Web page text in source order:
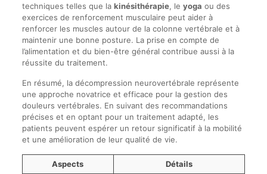
techniques telles que la kinésithérapie, le yoga ou des
exercices de renforcement musculaire peut aider à
renforcer les muscles autour de la colonne vertébrale et à
maintenir une bonne posture. La prise en compte de
l’alimentation et du bien-être général contribue aussi à la
réussite du traitement.
En résumé, la décompression neurovertébrale représente
une approche novatrice et efficace pour la gestion des
douleurs vertébrales. En suivant des recommandations
précises et en optant pour un traitement adapté, les
patients peuvent espérer un retour significatif à la mobilité
et une amélioration de leur qualité de vie.
Aspects
Détails